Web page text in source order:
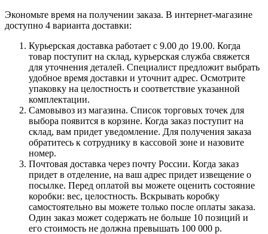
Экономьте время на получении заказа. В интернет-магазине
доступно 4 варианта доставки:
Курьерская доставка работает с 9.00 до 19.00. Когда
товар поступит на склад, курьерская служба свяжется
для уточнения деталей. Специалист предложит выбрать
удобное время доставки и уточнит адрес. Осмотрите
упаковку на целостность и соответствие указанной
комплектации.
Самовывоз из магазина. Список торговых точек для
выбора появится в корзине. Когда заказ поступит на
склад, вам придет уведомление. Для получения заказа
обратитесь к сотруднику в кассовой зоне и назовите
номер.
Почтовая доставка через почту России. Когда заказ
придет в отделение, на ваш адрес придет извещение о
посылке. Перед оплатой вы можете оценить состояние
коробки: вес, целостность. Вскрывать коробку
самостоятельно вы можете только после оплаты заказа.
Один заказ может содержать не больше 10 позиций и
его стоимость не должна превышать 100 000 р.